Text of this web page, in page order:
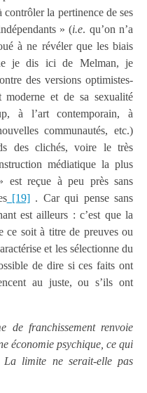
contrôler la pertinence de ses
» (i.e. qu’on n’a
à ne révéler que les biais
je dis ici de Melman, je
des versions optimistes-
moderne et de sa sexualité
à l’art contemporain, à
communautés, etc.)
des clichés, voire le très
médiatique la plus
est reçue à peu près sans
[19] . Car qui pense sans
est ailleurs : c’est que la
ce soit à titre de preuves ou
et les sélectionne du
de dire si ces faits ont
au juste, ou s’ils ont
de franchissement renvoie
économie psychique, ce qui
limite ne serait-elle pas